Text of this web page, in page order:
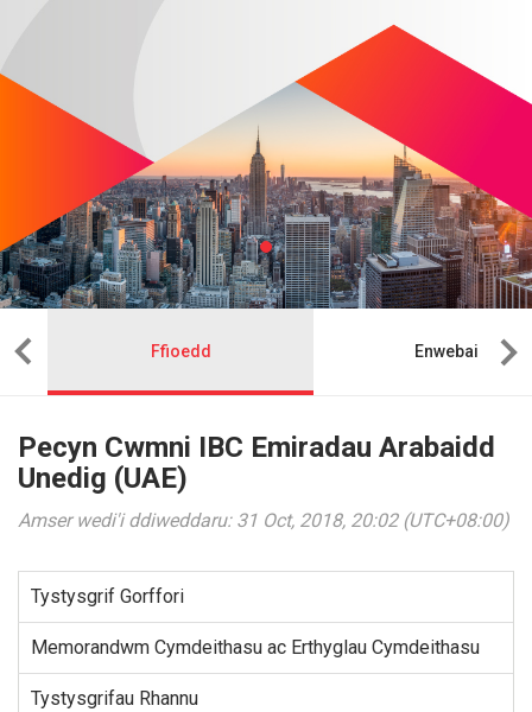
Ffioedd Enwebai
Pecyn Cwmni IBC Emiradau Arabaidd
Unedig (UAE)
Amser wedi'i ddiweddaru: 31 Oct, 2018, 20:02 (UTC+08:00)
Tystysgrif Gorffori
Memorandwm Cymdeithasu ac Erthyglau Cymdeithasu
Tystysgrifau Rhannu